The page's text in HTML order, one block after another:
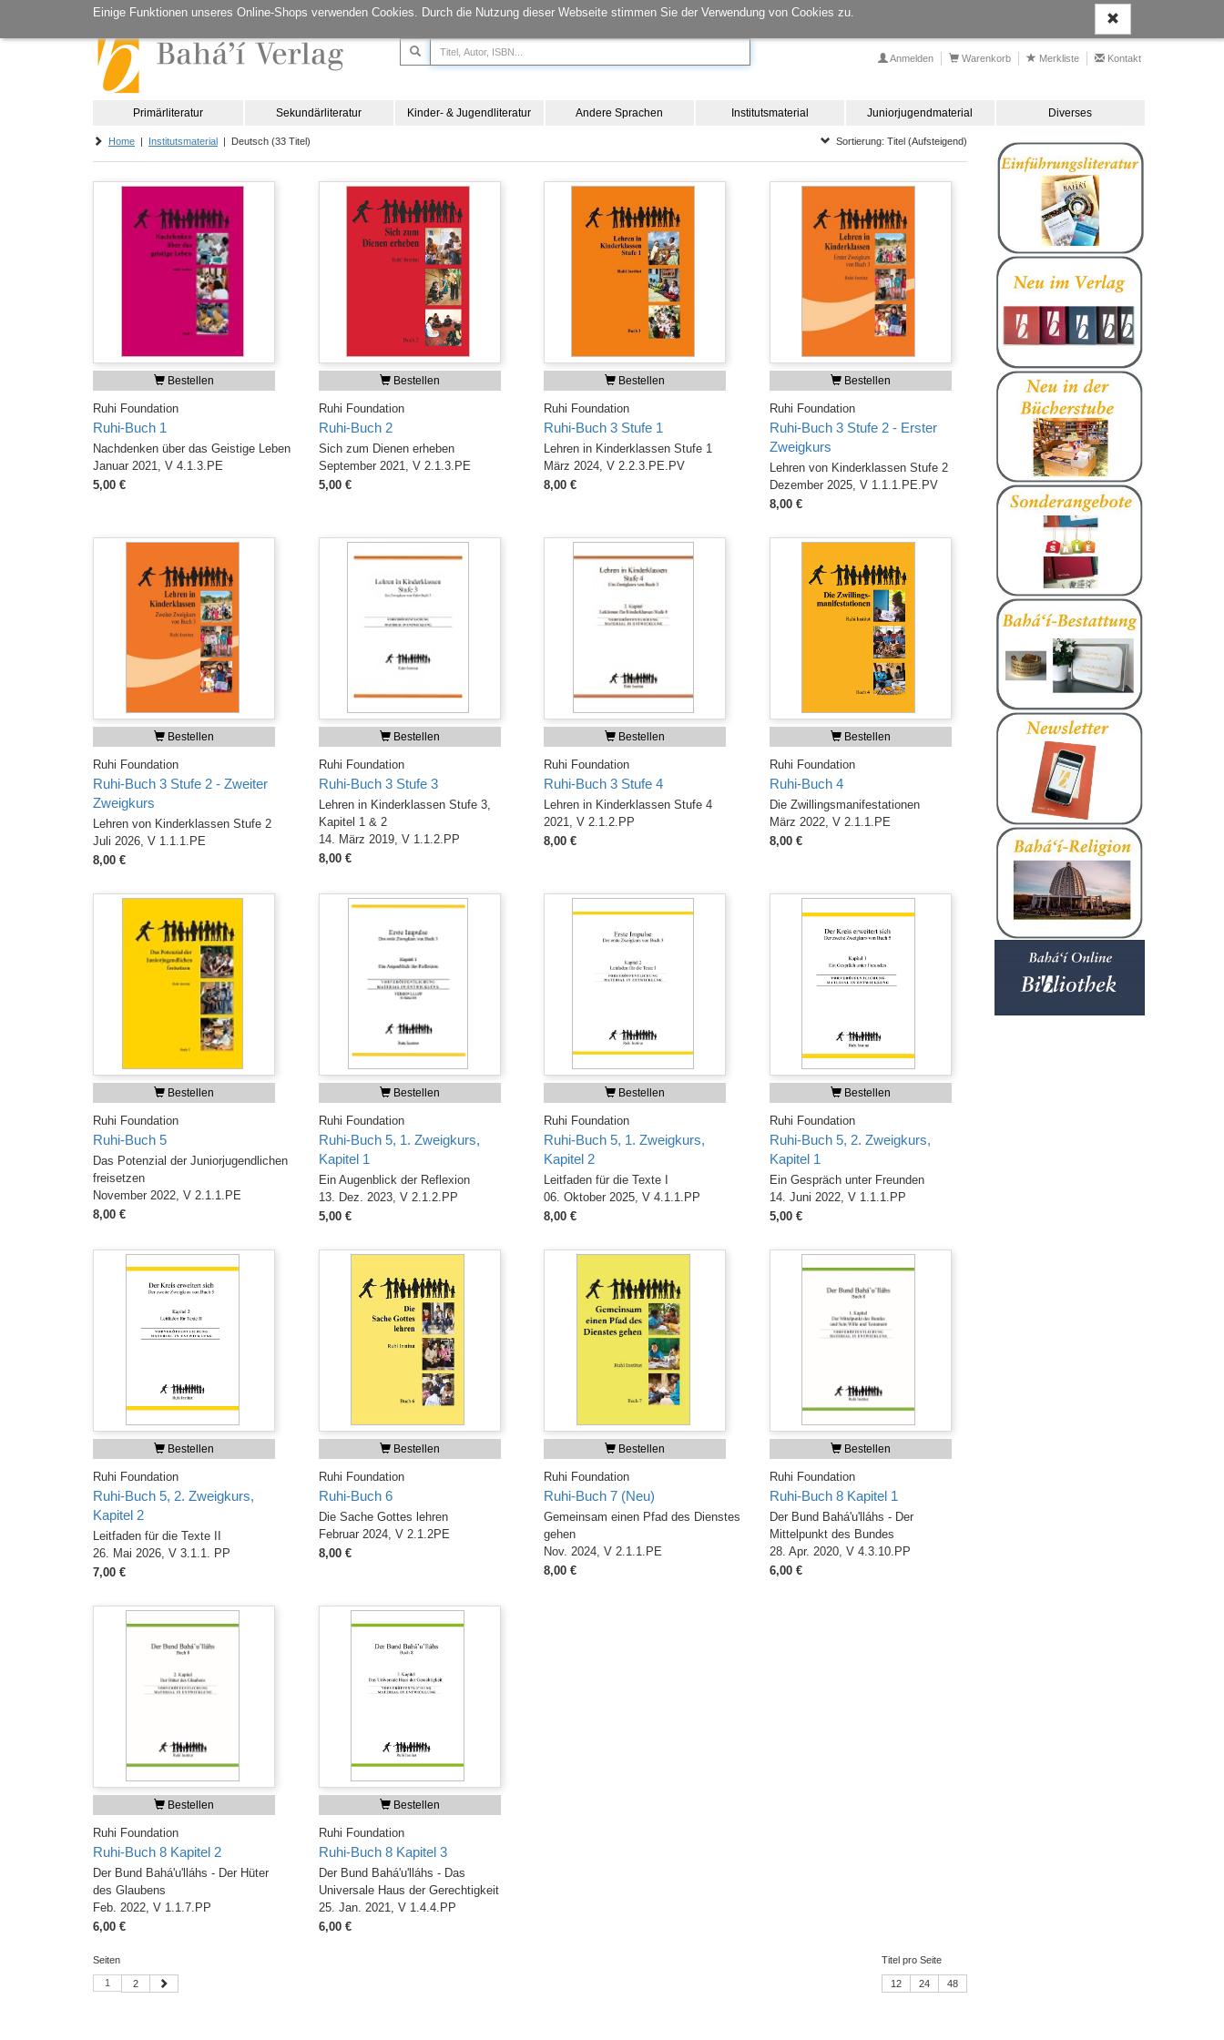
Einige Funktionen unseres Online-Shops verwenden Cookies. Durch die Nutzung dieser Webseite stimmen Sie der Verwendung von Cookies zu.
Anmelden Warenkorb Merkliste Kontakt
Primärliteratur Sekundärliteratur Kinder- & Jugendliteratur Andere Sprachen Institutsmaterial Juniorjugendmaterial Diverses
Home | Institutsmaterial | Deutsch (33 Titel) Sortierung: Titel (Aufsteigend)
Bestellen
Ruhi Foundation
Ruhi-Buch 1
Nachdenken über das Geistige Leben
Januar 2021, V 4.1.3.PE
5,00 €
Bestellen
Ruhi Foundation
Ruhi-Buch 2
Sich zum Dienen erheben
September 2021, V 2.1.3.PE
5,00 €
Bestellen
Ruhi Foundation
Ruhi-Buch 3 Stufe 1
Lehren in Kinderklassen Stufe 1
März 2024, V 2.2.3.PE.PV
8,00 €
Bestellen
Ruhi Foundation
Ruhi-Buch 3 Stufe 2 - Erster
Zweigkurs
Lehren von Kinderklassen Stufe 2
Dezember 2025, V 1.1.1.PE.PV
8,00 €
Bestellen
Ruhi Foundation
Ruhi-Buch 3 Stufe 2 - Zweiter
Zweigkurs
Lehren von Kinderklassen Stufe 2
Juli 2026, V 1.1.1.PE
8,00 €
Bestellen
Ruhi Foundation
Ruhi-Buch 3 Stufe 3
Lehren in Kinderklassen Stufe 3,
Kapitel 1 & 2
14. März 2019, V 1.1.2.PP
8,00 €
Bestellen
Ruhi Foundation
Ruhi-Buch 3 Stufe 4
Lehren in Kinderklassen Stufe 4
2021, V 2.1.2.PP
8,00 €
Bestellen
Ruhi Foundation
Ruhi-Buch 4
Die Zwillingsmanifestationen
März 2022, V 2.1.1.PE
8,00 €
Bestellen
Ruhi Foundation
Ruhi-Buch 5
Das Potenzial der Juniorjugendlichen
freisetzen
November 2022, V 2.1.1.PE
8,00 €
Bestellen
Ruhi Foundation
Ruhi-Buch 5, 1. Zweigkurs,
Kapitel 1
Ein Augenblick der Reflexion
13. Dez. 2023, V 2.1.2.PP
5,00 €
Bestellen
Ruhi Foundation
Ruhi-Buch 5, 1. Zweigkurs,
Kapitel 2
Leitfaden für die Texte I
06. Oktober 2025, V 4.1.1.PP
8,00 €
Bestellen
Ruhi Foundation
Ruhi-Buch 5, 2. Zweigkurs,
Kapitel 1
Ein Gespräch unter Freunden
14. Juni 2022, V 1.1.1.PP
5,00 €
Bestellen
Ruhi Foundation
Ruhi-Buch 5, 2. Zweigkurs,
Kapitel 2
Leitfaden für die Texte II
26. Mai 2026, V 3.1.1. PP
7,00 €
Bestellen
Ruhi Foundation
Ruhi-Buch 6
Die Sache Gottes lehren
Februar 2024, V 2.1.2PE
8,00 €
Bestellen
Ruhi Foundation
Ruhi-Buch 7 (Neu)
Gemeinsam einen Pfad des Dienstes
gehen
Nov. 2024, V 2.1.1.PE
8,00 €
Bestellen
Ruhi Foundation
Ruhi-Buch 8 Kapitel 1
Der Bund Bahá'u'lláhs - Der
Mittelpunkt des Bundes
28. Apr. 2020, V 4.3.10.PP
6,00 €
Bestellen
Ruhi Foundation
Ruhi-Buch 8 Kapitel 2
Der Bund Bahá'u'lláhs - Der Hüter
des Glaubens
Feb. 2022, V 1.1.7.PP
6,00 €
Bestellen
Ruhi Foundation
Ruhi-Buch 8 Kapitel 3
Der Bund Bahá'u'lláhs - Das
Universale Haus der Gerechtigkeit
25. Jan. 2021, V 1.4.4.PP
6,00 €
Seiten
1 2
Titel pro Seite
12 24 48